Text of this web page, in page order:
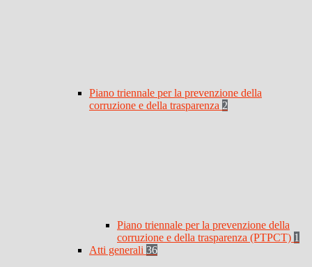
Piano triennale per la prevenzione della
corruzione e della trasparenza 2
Piano triennale per la prevenzione della
corruzione e della trasparenza (PTPCT) 1
Atti generali 36